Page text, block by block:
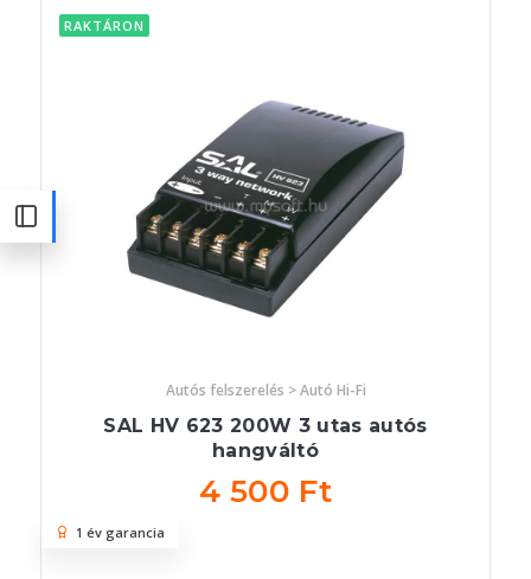
RAKTÁRON
Autós felszerelés > Autó Hi-Fi
SAL HV 623 200W 3 utas autós
hangváltó
4 500 Ft
1 év garancia